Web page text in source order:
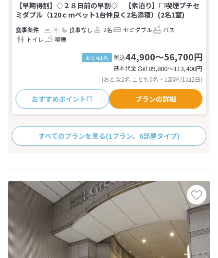
【早期得割】◇２８日前の早割◇ 【素泊り】□喫煙プチセ
ミダブル（120ｃｍベット1台仲良く2名添寝）(2名1室)
食事なし 2名 セミダブル
バス
トイレ
喫煙
おとな1名 税込44,900～56,700円
基本代金合計89,800〜113,400円
(おとな2名 こども0名・1部屋/1泊2日)
おすすめポイント プランの詳細
すべてのプランを見る(1プラン、6部屋タイプ)